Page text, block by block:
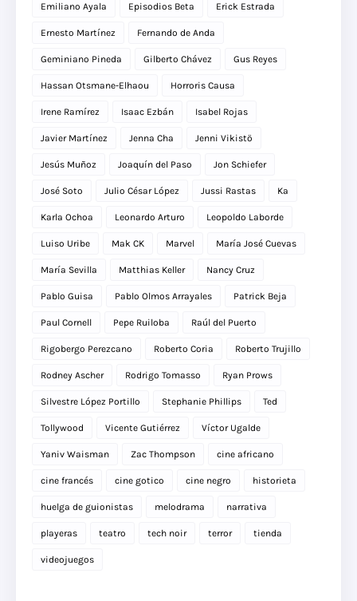
Emiliano Ayala Episodios Beta Erick Estrada
Ernesto Martínez Fernando de Anda
Geminiano Pineda Gilberto Chávez Gus Reyes
Hassan Otsmane-Elhaou Horroris Causa
Irene Ramírez Isaac Ezbán Isabel Rojas
Javier Martínez Jenna Cha Jenni Vikistö
Jesús Muñoz Joaquín del Paso Jon Schiefer
José Soto Julio César López Jussi Rastas Ka
Karla Ochoa Leonardo Arturo Leopoldo Laborde
Luiso Uribe Mak CK Marvel María José Cuevas
María Sevilla Matthias Keller Nancy Cruz
Pablo Guisa Pablo Olmos Arrayales Patrick Beja
Paul Cornell Pepe Ruiloba Raúl del Puerto
Rigobergo Perezcano Roberto Coria Roberto Trujillo
Rodney Ascher Rodrigo Tomasso Ryan Prows
Silvestre López Portillo Stephanie Phillips Ted
Tollywood Vicente Gutiérrez Víctor Ugalde
Yaniv Waisman Zac Thompson cine africano
cine francés cine gotico cine negro historieta
huelga de guionistas melodrama narrativa
playeras teatro tech noir terror tienda
videojuegos